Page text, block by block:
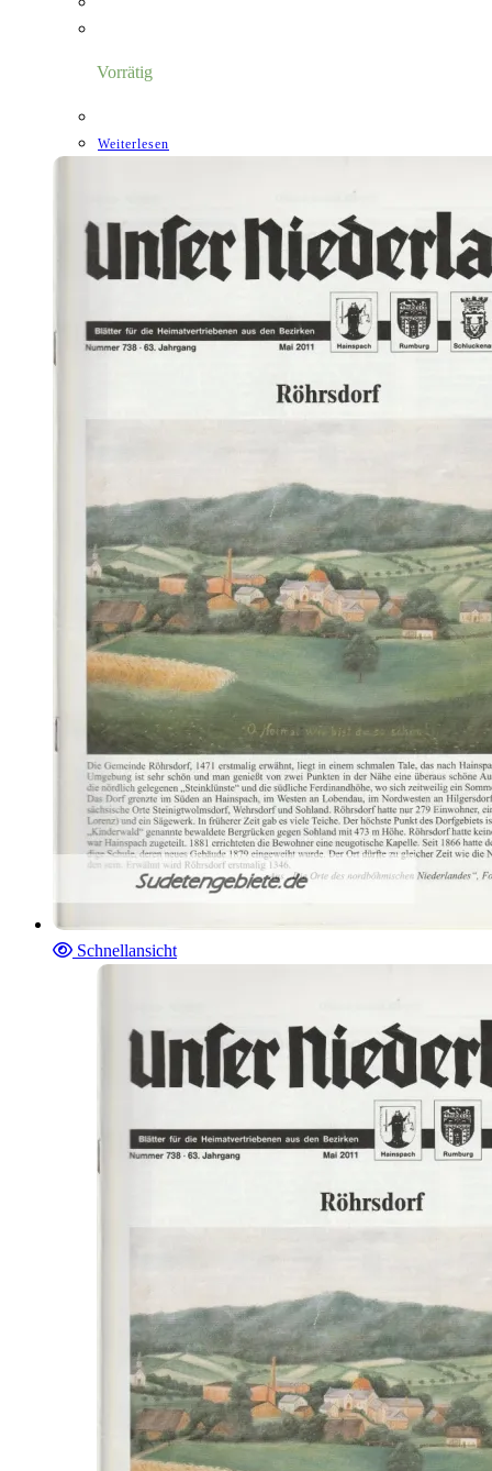
Vorrätig
Weiterlesen
Schnellansicht